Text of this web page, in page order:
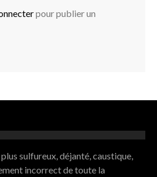
pour publier un
sulfureux, déjanté, caustique,
incorrect de toute la